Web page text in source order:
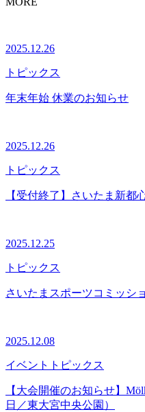
2025.12.26
トピックス
年末年始 休業のお知らせ
2025.12.26
トピックス
【受付終了】さいたま新都
2025.12.25
トピックス
さいたまスポーツコミッシ
2025.12.08
イベント トピックス
【大会開催のお知らせ】
日／東大宮中央公園）